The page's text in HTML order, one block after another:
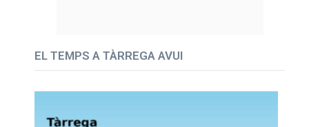
EL TEMPS A TÀRREGA AVUI